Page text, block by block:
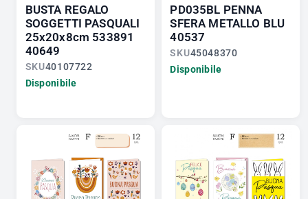
BUSTA REGALO
SOGGETTI PASQUALI
25x20x8cm 533891
40649
SKU40107722
Disponibile
PD035BL PENNA
SFERA METALLO BLU
40537
SKU45048370
Disponibile